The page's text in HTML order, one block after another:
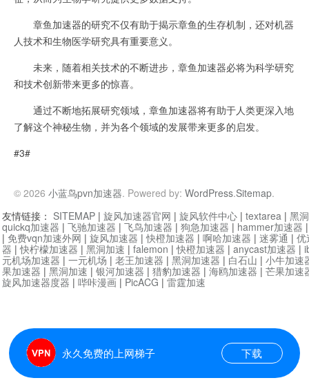
章鱼加速器的研究不仅有助于揭示章鱼的生存机制，还对机器
人技术和生物医学研究具有重要意义。
未来，随着相关技术的不断进步，章鱼加速器必将为科学研究
和技术创新带来更多的惊喜。
通过不断地拓展研究领域，章鱼加速器将有助于人类更深入地
了解这个神秘生物，并为各个领域的发展带来更多的启发。
#3#
© 2026 小蓝鸟pvn加速器. Powered by: WordPress.Sitemap.
永久免费的上网梯子 下载
友情链接： SITEMAP | 旋风加速器官网 | 旋风软件中心 | textarea | 黑
quickq加速器 | 飞驰加速器 | 飞鸟加速器 | 狗急加速器 | hammer加速器
| 免费vqn加速外网 | 旋风加速器 |快橙加速器 | 啊哈加速器 | 迷雾通 | 优
器 |快柠檬加速器 | 黑洞加速 | falemon |快橙加速器 | anycast加速器 |
元机场加速器 | 一元机场 | 老王加速器 | 黑洞加速器 | 白石山 | 小牛加速
果加速器 | 黑洞加速 | 银河加速器 | 猎豹加速器 | 海鸥加速器 | 芒果加速
旋风加速器度器 | 哔咔漫画 | PicACG | 雷霆加速